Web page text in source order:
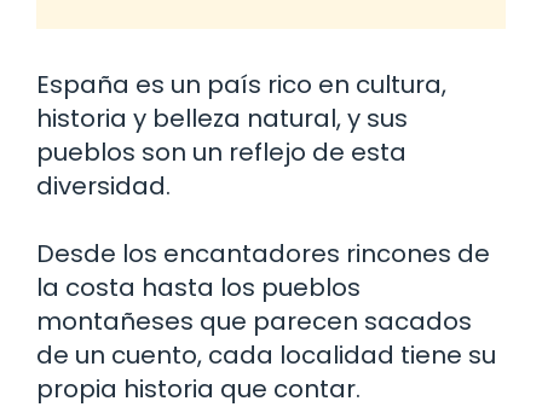
España es un país rico en cultura,
historia y belleza natural, y sus
pueblos son un reflejo de esta
diversidad.
Desde los encantadores rincones de
la costa hasta los pueblos
montañeses que parecen sacados
de un cuento, cada localidad tiene su
propia historia que contar.